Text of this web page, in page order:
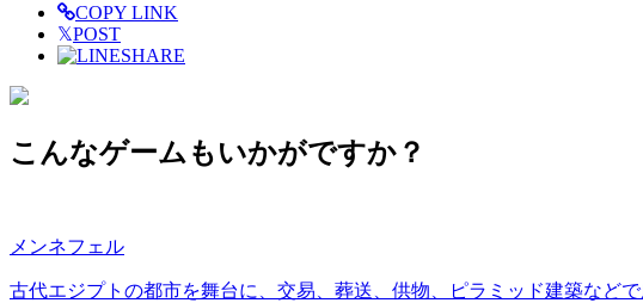
COPY LINK
𝕏POST
SHARE
こんなゲームもいかがですか？
メンネフェル
古代エジプトの都市を舞台に、交易、葬送、供物、ピラミッド建築など